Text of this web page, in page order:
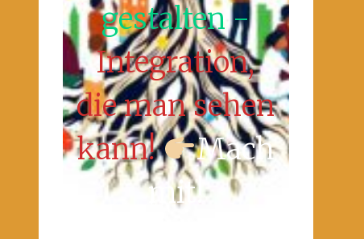
gestalten -
Integration,
die man sehen
kann!
Mach
mit!